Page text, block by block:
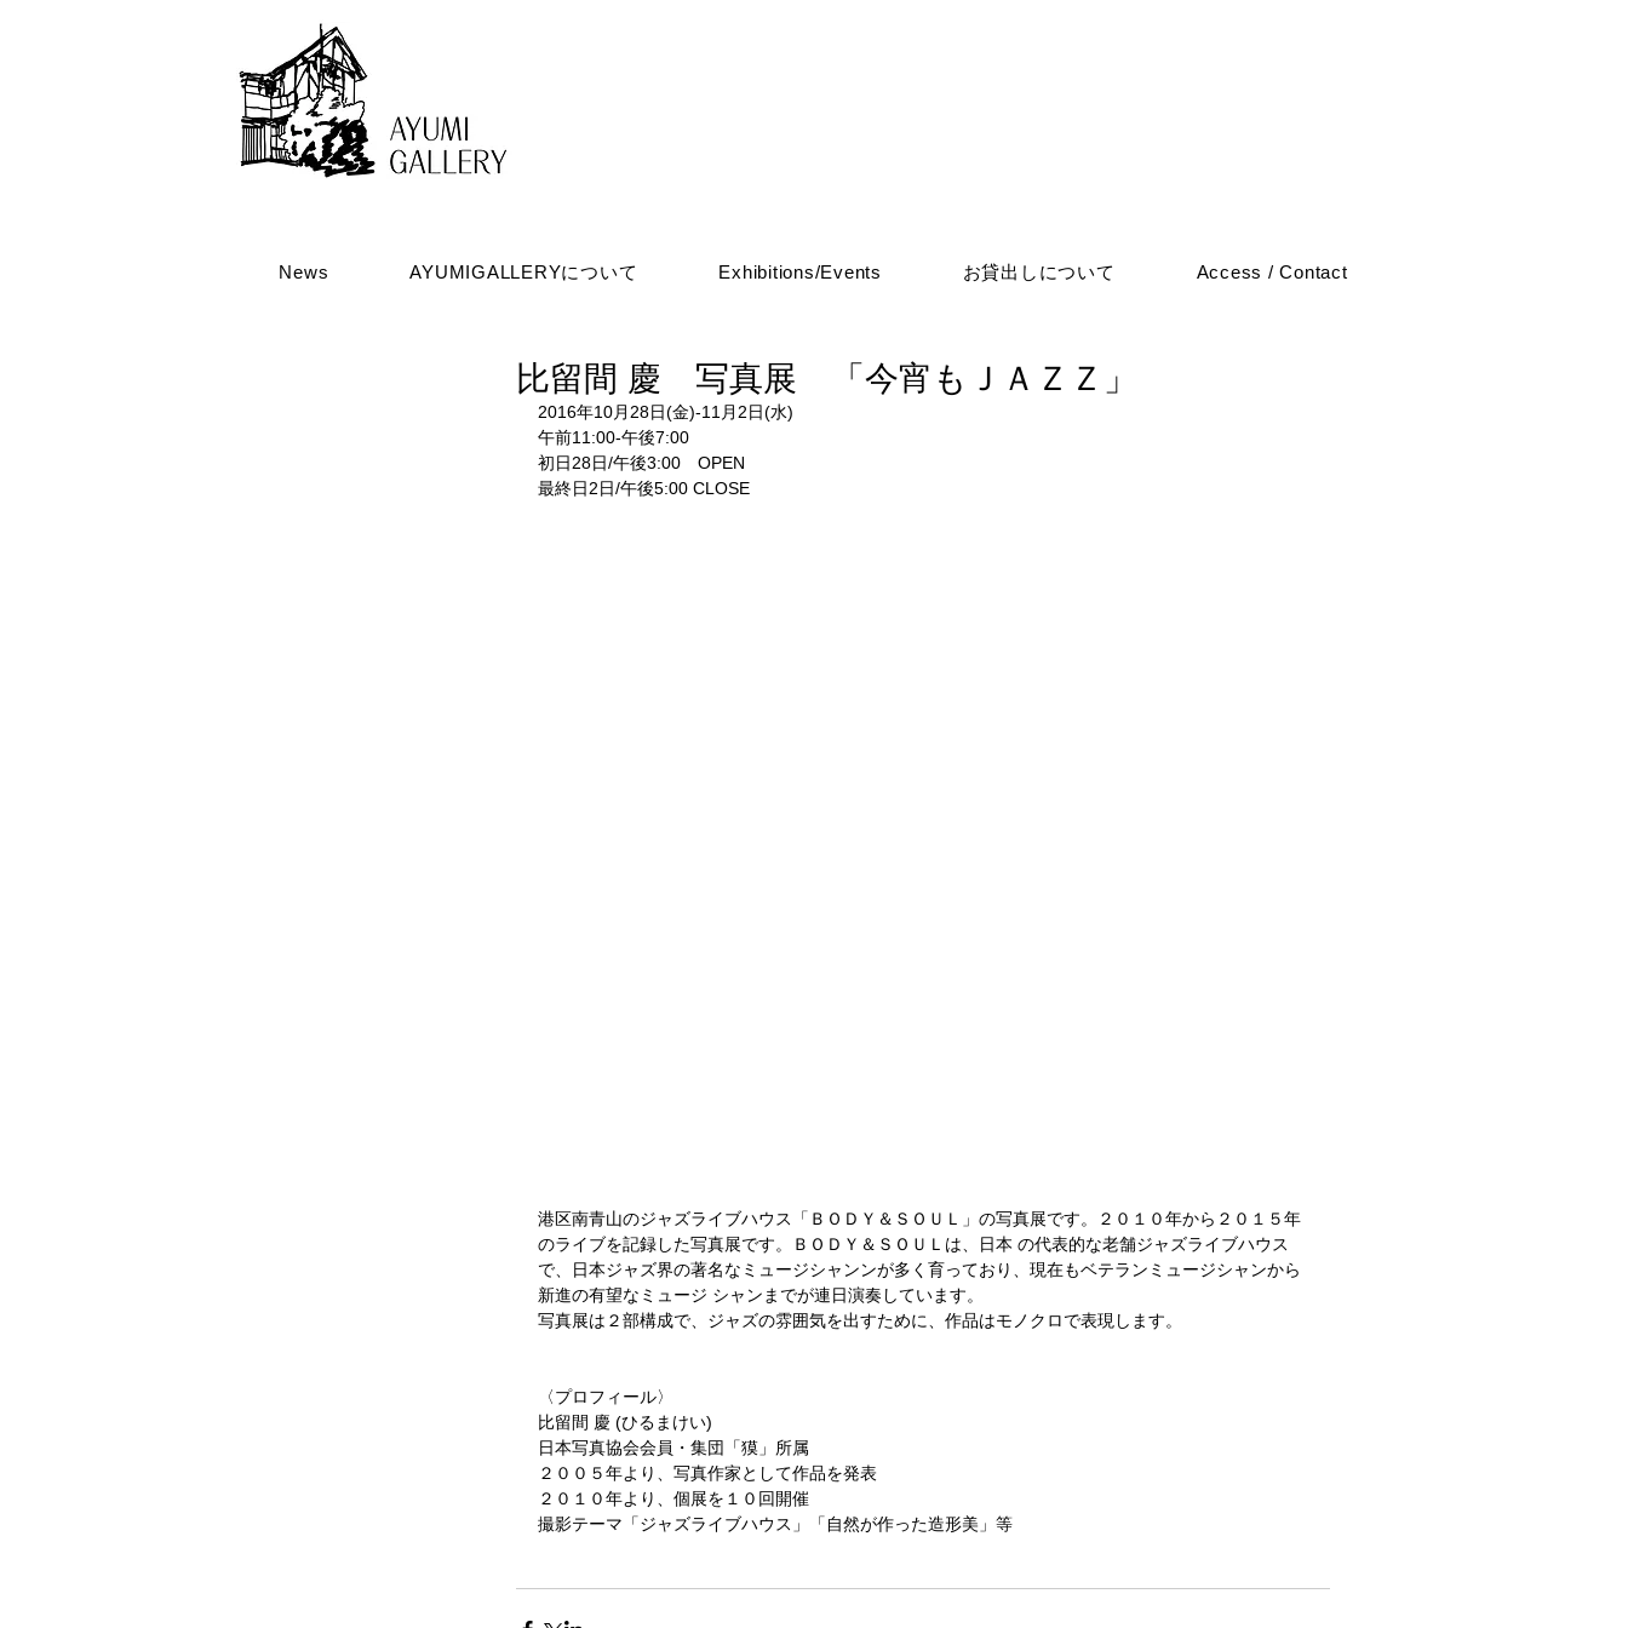
News AYUMIGALLERYについて Exhibitions/Events お貸出しについて Access / Contact
比留間 慶 写真展 「今宵もＪＡＺＺ」
2016年10月28日(金)-11月2日(水)
午前11:00-午後7:00
初日28日/午後3:00　OPEN
最終日2日/午後5:00 CLOSE
港区南青山のジャズライブハウス「ＢＯＤＹ＆ＳＯＵＬ」の写真展です。２０１０年から２０１５年
のライブを記録した写真展です。ＢＯＤＹ＆ＳＯＵＬは、日本 の代表的な老舗ジャズライブハウス
で、日本ジャズ界の著名なミュージシャンンが多く育っており、現在もベテランミュージシャンから
新進の有望なミュージ シャンまでが連日演奏しています。
写真展は２部構成で、ジャズの雰囲気を出すために、作品はモノクロで表現します。
〈プロフィール〉
比留間 慶 (ひるまけい)
日本写真協会会員・集団「獏」所属
２００５年より、写真作家として作品を発表
２０１０年より、個展を１０回開催
撮影テーマ「ジャズライブハウス」「自然が作った造形美」等